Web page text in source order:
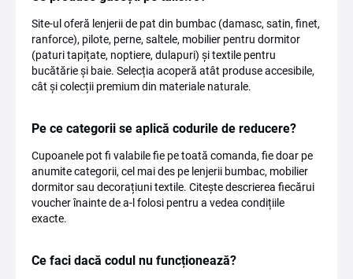
Site-ul oferă lenjerii de pat din bumbac (damasc, satin, finet,
ranforce), pilote, perne, saltele, mobilier pentru dormitor
(paturi tapițate, noptiere, dulapuri) și textile pentru
bucătărie și baie. Selecția acoperă atât produse accesibile,
cât și colecții premium din materiale naturale.
Pe ce categorii se aplică codurile de reducere?
Cupoanele pot fi valabile fie pe toată comanda, fie doar pe
anumite categorii, cel mai des pe lenjerii bumbac, mobilier
dormitor sau decorațiuni textile. Citește descrierea fiecărui
voucher înainte de a-l folosi pentru a vedea condițiile
exacte.
Ce faci dacă codul nu funcționează?